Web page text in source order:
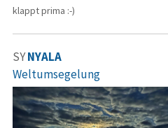
klappt prima :-)
SYNYALA
Weltumsegelung